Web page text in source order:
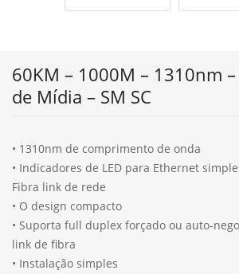
60KM – 1000M – 1310nm
de Mídia – SM SC
• 1310nm de comprimento de onda
• Indicadores de LED para Ethernet
Fibra link de rede
• O design compacto
• Suporta full duplex forçado ou auto-
link de fibra
• Instalação simples